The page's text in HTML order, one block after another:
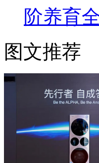
阶养育
图文推荐